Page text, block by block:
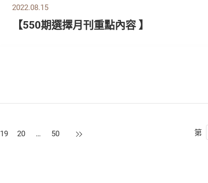
2022.08.15
【550期選擇月刊重點內容 】
19 20 … 50 下一頁 第